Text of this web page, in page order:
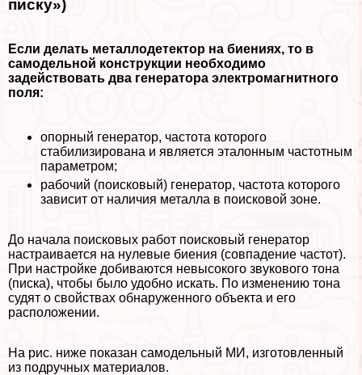
писку»)
Если делать металлодетектор на биениях, то в
самодельной конструкции необходимо
задействовать два генератора электромагнитного
поля:
опopный генератор, частота которого
стабилизирована и является эталонным частотным
параметром;
рабочий (поисковый) генератор, частота которого
зависит от наличия металла в поисковой зоне.
До начала поисковых работ поисковый генератор
настраивается на нулевые биения (совпадение частот).
При настройке добиваются невысокого звукового тона
(писка), чтобы было удобно искать. По изменению тона
судят о свойствах обнаруженного объекта и его
расположении.
На рис. ниже показан самодельный МИ, изготовленный
из подручных материалов.